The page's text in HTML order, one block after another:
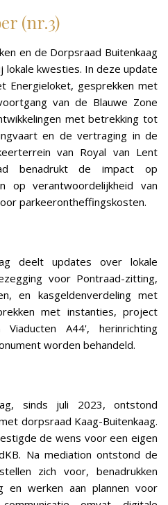
(nr.3)
en de Dorpsraad Buitenkaag
kwesties. In deze update
Energieloket, gesprekken met
van de Blauwe Zone
met betrekking tot
en de vertraging in de
van Royal van Lent
benadrukt de impact op
op verantwoordelijkheid van
parkeerontheffingskosten.
deelt updates over lokale
voor Pontraad-zitting,
en kasgeldenverdeling met
met instanties, project
A44', herinrichting
worden behandeld.
sinds juli 2023, ontstond
dorpsraad Kaag-Buitenkaag.
de wens voor een eigen
Na mediation ontstond de
zich voor, benadrukken
en werken aan plannen voor